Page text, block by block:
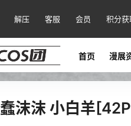
解压 客服 会员 积分获
首页 漫展
蠢沫沫 小白羊